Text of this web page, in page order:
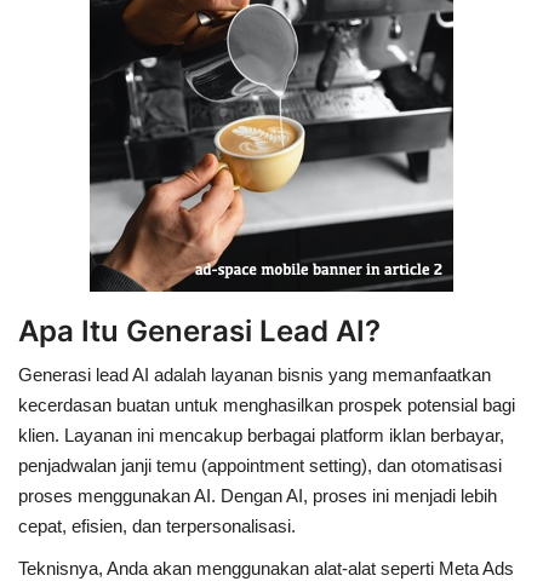
Apa Itu Generasi Lead AI?
Generasi lead AI adalah layanan bisnis yang memanfaatkan
kecerdasan buatan untuk menghasilkan prospek potensial bagi
klien. Layanan ini mencakup berbagai platform iklan berbayar,
penjadwalan janji temu (appointment setting), dan otomatisasi
proses menggunakan AI. Dengan AI, proses ini menjadi lebih
cepat, efisien, dan terpersonalisasi.
Teknisnya, Anda akan menggunakan alat-alat seperti Meta Ads